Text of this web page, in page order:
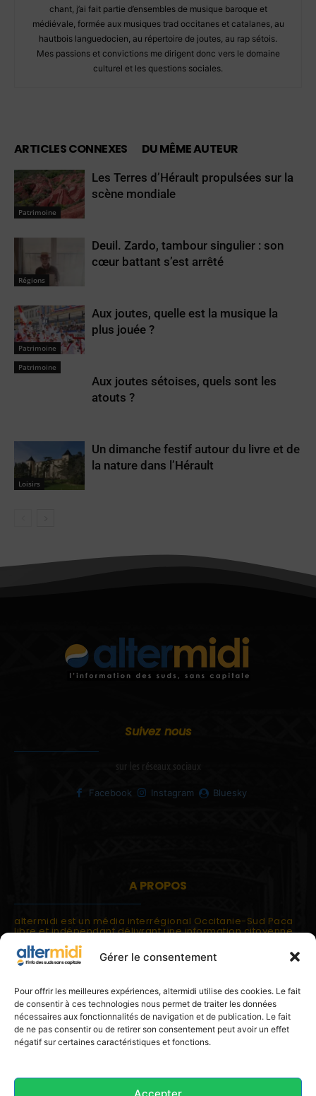
Gérer le consentement
Pour offrir les meilleures expériences, altermidi utilise des cookies. Le fait
de consentir à ces technologies nous permet de traiter les données
nécessaires aux fonctionnalités de navigation et de publication. Le fait
de ne pas consentir ou de retirer son consentement peut avoir un effet
négatif sur certaines caractéristiques et fonctions.
Accepter
chant, j’ai fait partie d’ensembles de musique baroque et
médiévale, formée aux musiques trad occitanes et catalanes, au
hautbois languedocien, au répertoire de joutes, au rap sétois.
Mes passions et convictions me dirigent donc vers le domaine
culturel et les questions sociales.
ARTICLES CONNEXES DU MÊME AUTEUR
Patrimoine
Les Terres d’Hérault propulsées sur la
scène mondiale
Régions
Deuil. Zardo, tambour singulier : son
cœur battant s’est arrêté
Patrimoine
Aux joutes, quelle est la musique la
plus jouée ?
Patrimoine
Aux joutes sétoises, quels sont les
atouts ?
Loisirs
Un dimanche festif autour du livre et de
la nature dans l’Hérault
Suivez nous
sur les réseaux sociaux
Facebook Instagram Bluesky
A PROPOS
altermidi est un média interrégional Occitanie-Sud Paca
libre et indépendant délivrant une information citoyenne
altermidi est ouvert sur les suds, la méditerranée,
l'europe.
altermidi aborde des thématiques globales évaluées à
partir des constats de terrain ou d'analyses à l'échelon
local.
altermidi c'est l'information capitale, sans capitale.